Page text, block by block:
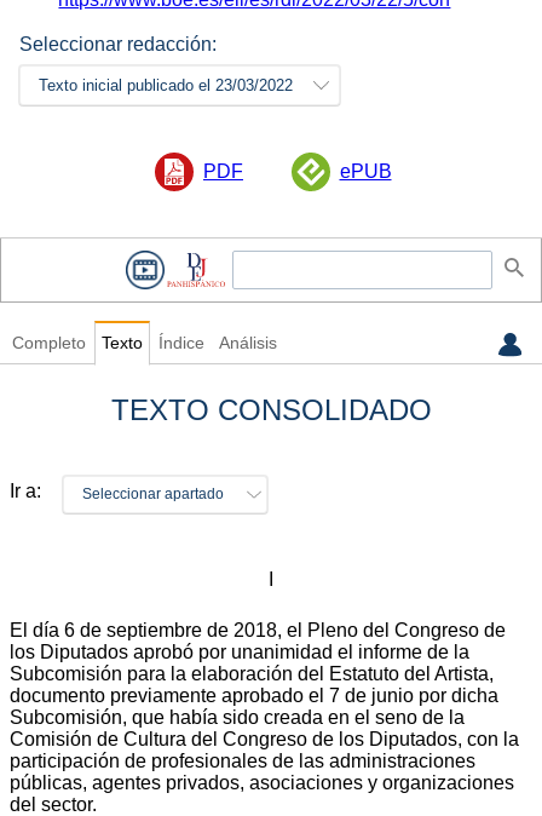
Seleccionar redacción:
Texto inicial publicado el 23/03/2022
PDF ePUB
Completo Texto Índice Análisis
TEXTO CONSOLIDADO
Ir a: Seleccionar apartado
El día 6 de septiembre de 2018, el Pleno del Congreso de
los Diputados aprobó por unanimidad el informe de la
Subcomisión para la elaboración del Estatuto del Artista,
documento previamente aprobado el 7 de junio por dicha
Subcomisión, que había sido creada en el seno de la
Comisión de Cultura del Congreso de los Diputados, con la
participación de profesionales de las administraciones
públicas, agentes privados, asociaciones y organizaciones
del sector.